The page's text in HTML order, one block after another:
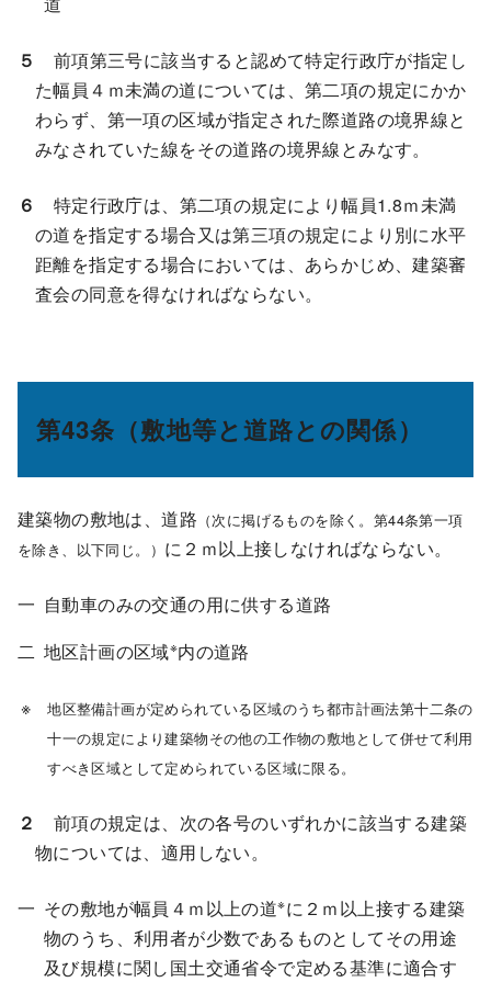
５ 前項第三号に該当すると認めて特定行政庁が指定し
た幅員４ｍ未満の道については、第二項の規定にかか
わらず、第一項の区域が指定された際道路の境界線と
みなされていた線をその道路の境界線とみなす。
６ 特定行政庁は、第二項の規定により幅員1.8ｍ未満
の道を指定する場合又は第三項の規定により別に水平
距離を指定する場合においては、あらかじめ、建築審
査会の同意を得なければならない。
第43条（敷地等と道路との関係）
建築物の敷地は、道路 （次に掲げるものを除く。第44条第一項
を除き、以下同じ。） に２ｍ以上接しなければならない。
自動車のみの交通の用に供する道路
地区計画の区域※内の道路
地区整備計画が定められている区域のうち都市計画法第十二条の
十一の規定により建築物その他の工作物の敷地として併せて利用
すべき区域として定められている区域に限る。
２ 前項の規定は、次の各号のいずれかに該当する建築
物については、適用しない。
その敷地が幅員４ｍ以上の道※に２ｍ以上接する建築
物のうち、利用者が少数であるものとしてその用途
及び規模に関し国土交通省令で定める基準に適合す